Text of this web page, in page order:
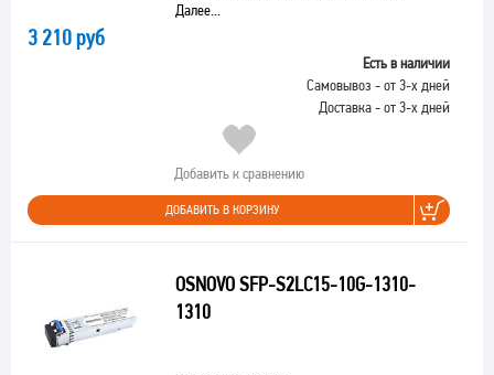
Далее...
3 210 руб
Есть в наличии
Самовывоз - от 3-х дней
Доставка - от 3-х дней
Добавить к сравнению
ДОБАВИТЬ В КОРЗИНУ
OSNOVO SFP-S2LC15-10G-1310-
1310